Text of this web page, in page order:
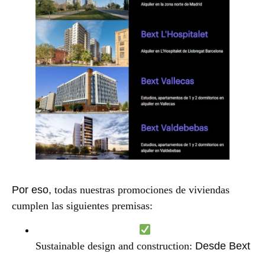
Por eso, todas nuestras promociones de viviendas
cumplen las siguientes premisas:
Sustainable design and construction: Desde Bext